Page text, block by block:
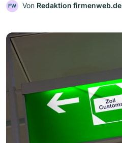
FW Von Redaktion firmenweb.de